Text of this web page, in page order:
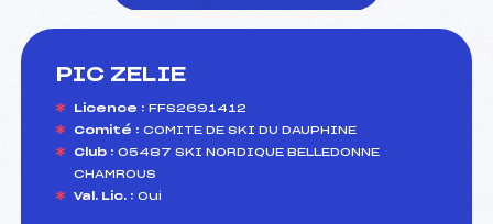
PIC ZELIE
Licence : FFS2691412
Comité : COMITE DE SKI DU DAUPHINE
Club : 05487 SKI NORDIQUE BELLEDONNE
CHAMROUS
Val. Lic. : Oui